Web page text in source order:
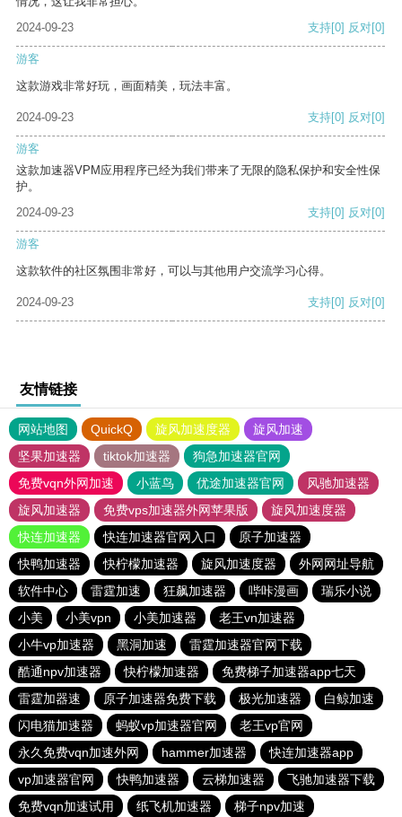
2024-09-23
支持[0] 反对[0]
游客
这款游戏非常好玩，画面精美，玩法丰富。
2024-09-23 支持[0] 反对[0]
游客
这款加速器VPM应用程序已经为我们带来了无限的隐私保护和安全性保
护。
2024-09-23
支持[0] 反对[0]
游客
这款软件的社区氛围非常好，可以与其他用户交流学习心得。
2024-09-23 支持[0] 反对[0]
友情链接
网站地图 QuickQ 旋风加速度器
旋风加速
坚果加速器
tiktok加速器
狗急加速器官网
免费vqn外网加速
小蓝鸟 优途加速器官网
风驰加速器
旋风加速器
免费vps加速器外网苹果版
旋风加速度器
快连加速器
快连加速器官网入口
原子加速器
快鸭加速器
快柠檬加速器 旋风加速度器
外网网址导航
软件中心
雷霆加速 狂飙加速器 哔咔漫画
瑞乐小说
小美
小美vpn 小美加速器
老王vn加速器
小牛vp加速器
黑洞加速
雷霆加速器官网下载
酷通npv加速器
快柠檬加速器
免费梯子加速器app七天
雷霆加器速
原子加速器免费下载 极光加速器
白鲸加速
闪电猫加速器
蚂蚁vp加速器官网
老王vp官网
永久免费vqn加速外网
hammer加速器
快连加速器app
vp加速器官网
快鸭加速器 云梯加速器
飞驰加速器下载
免费vqn加速试用
纸飞机加速器 梯子npv加速